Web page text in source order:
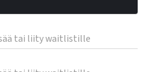
tai liity waitlistille